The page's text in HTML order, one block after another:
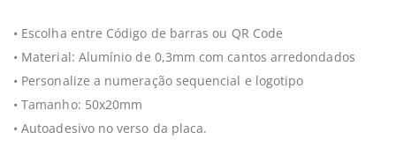
• Escolha entre Código de barras ou QR Code
• Material: Alumínio de 0,3mm com cantos arredondados
• Personalize a numeração sequencial e logotipo
•Tamanho: 50x20mm
• Autoadesivo no verso da placa.